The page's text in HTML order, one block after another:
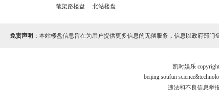
笔架路楼盘 北站楼盘
免责声明 ：本站楼盘信息旨在为用户提供更多信息的无偿服务，信息以政府部门
凯时娱乐
beijing soufun
违法和不良信息举